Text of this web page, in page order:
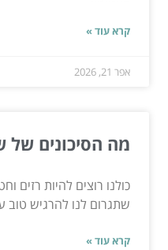
קרא עוד »
אפר 21, 2026
מה הסיכונים של
כולנו רוצים להיות רזים
שתגרום לנו להרגיש
קרא עוד »